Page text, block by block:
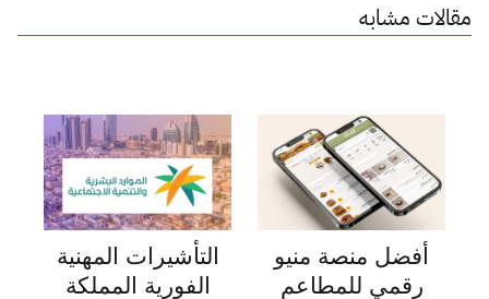
مقالات مشابه
أفضل منصة منيو
رقمي للمطاعم
التأشيرات المهنية
الفورية المملكة